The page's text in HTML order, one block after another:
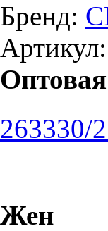
Бренд:
263330/
Жен